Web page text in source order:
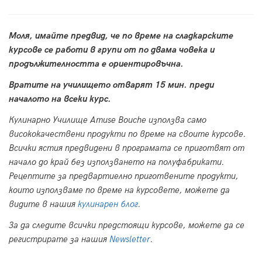
Моля, имайте предвид, че по време на сладкарските
курсове се работи в групи от по двама човека и
продължителността е ориентировъчна.
Вратите на училището отварят 15 мин. преди
началото на всеки курс.
Кулинарно Училище Amuse Bouche използва само
висококачествени продукти по време на своите курсове.
Всички ястия предвидени в програмата се приготвят от
начало до край без използването на полуфабрикати.
Рецептите за предвартиелно приготвените продукти,
които използваме по време на курсовете, можете да
видите в нашия кулинарен блог.
За да следите всички предстоящи курсове, можете да се
регистрирате за нашия Newsletter.